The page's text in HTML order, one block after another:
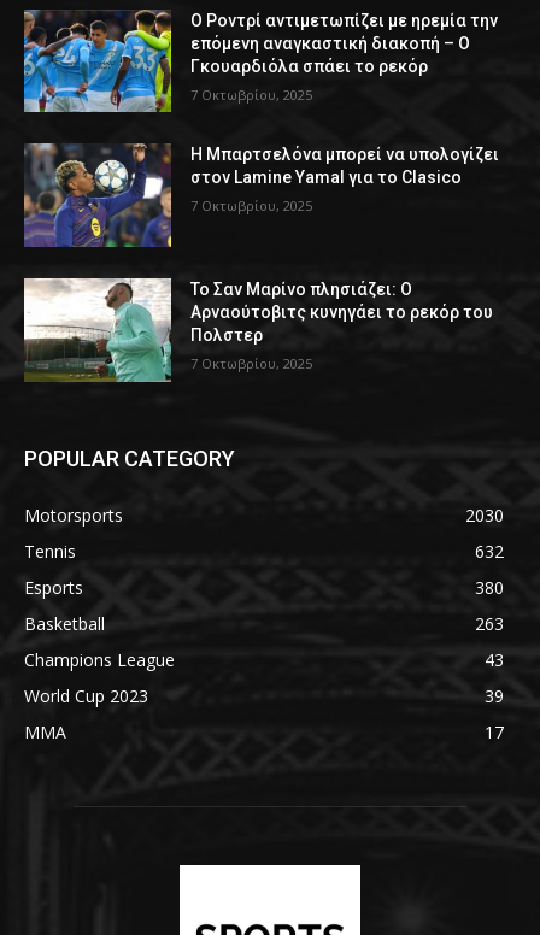
Ο Ροντρί αντιμετωπίζει με ηρεμία την
επόμενη αναγκαστική διακοπή – Ο
Γκουαρδιόλα σπάει το ρεκόρ
7 Οκτωβρίου, 2025
Η Μπαρτσελόνα μπορεί να υπολογίζει
στον Lamine Yamal για το Clasico
7 Οκτωβρίου, 2025
Το Σαν Μαρίνο πλησιάζει: Ο
Αρναούτοβιτς κυνηγάει το ρεκόρ του
Πολστερ
7 Οκτωβρίου, 2025
POPULAR CATEGORY
Motorsports
2030
Tennis
632
Esports
380
Basketball
263
Champions League
43
World Cup 2023
39
MMA
17